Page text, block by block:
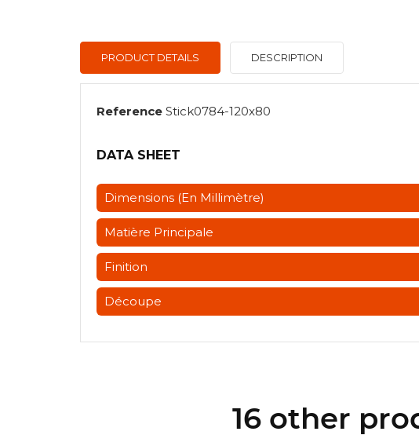
PRODUCT DETAILS DESCRIPTION
Reference Stick0784-120x80
DATA SHEET
Dimensions (en Millimètre)
Matière Principale
Finition
Découpe
16 other